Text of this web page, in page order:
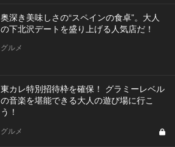
奥深き美味しさの“スペインの食卓”。大人
の下北沢デートを盛り上げる人気店だ！
グルメ
東カレ特別招待枠を確保！ グラミーレベル
の音楽を堪能できる大人の遊び場に行こ
う！
グルメ